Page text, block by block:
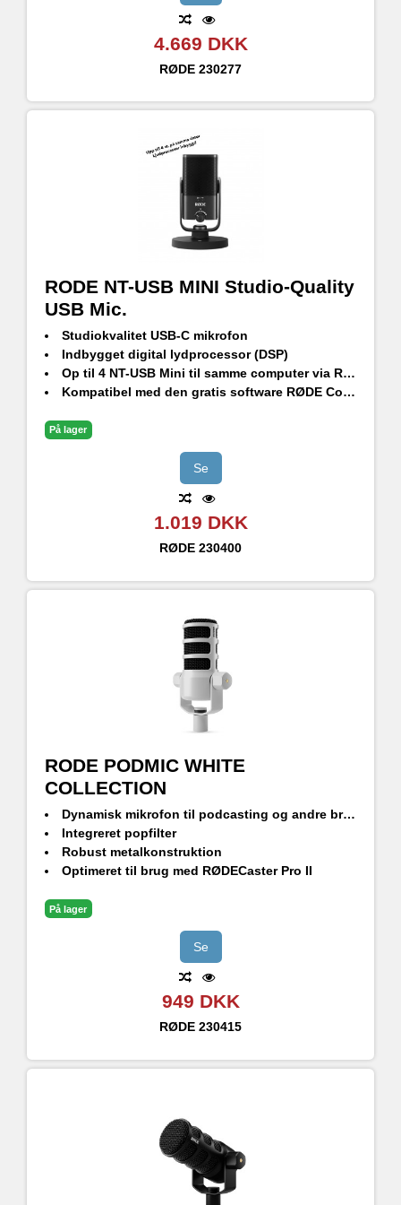
3,5 mm TRRS-indgang til tilslutning af hovedtelefoner og headset
Dobbelt USB-C-indgange for at forbinde til to computere eller mobile enheder
Avanceret Bluetooth®-forbindelse til integration af telefonopkald af høj kvalitet
4.669 DKK
RØDE 230277
RODE NT-USB MINI Studio-Quality
USB Mic.
Studiokvalitet USB-C mikrofon
Indbygget digital lydprocessor (DSP)
Op til 4 NT-USB Mini til samme computer via RØDE Connect
Kompatibel med den gratis software RØDE Connect*
Aftageligt magnetisk bordstativ
På lager
Se
1.019 DKK
RØDE 230400
RODE PODMIC WHITE
COLLECTION
Dynamisk mikrofon til podcasting og andre broadcast-opgaver.
Integreret popfilter
Robust metalkonstruktion
Optimeret til brug med RØDECaster Pro II
På lager
Se
949 DKK
RØDE 230415